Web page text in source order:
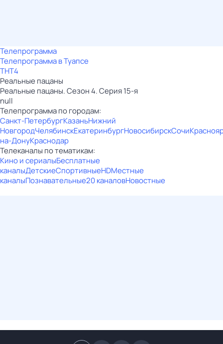
Телепрограмма
Телепрограмма в Туапсе
ТНТ4
Реальные пацаны
Реальные пацаны. Сезон 4. Серия 15-я
null
Телепрограмма по городам:
Санкт-ПетербургКазаньНижний
НовгородЧелябинскЕкатеринбургНовосибирскСочи
на-ДонуКраснодар
Телеканалы по тематикам:
Кино и сериалыБесплатные
каналыДетскиеСпортивныеHDМестные
каналыПознавательные20 каналовНовостные